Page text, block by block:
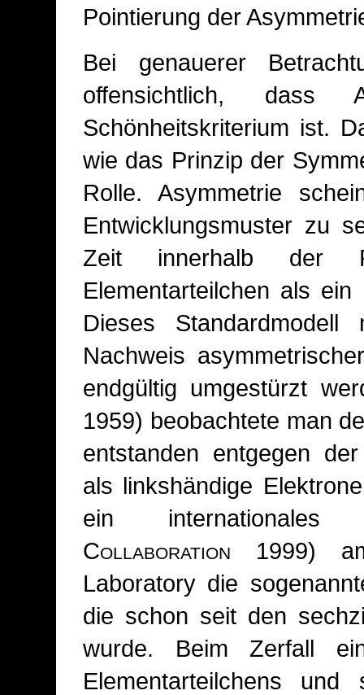
Pointierung der
Bei genauerer
offensichtlich,
Schönheitskriterium ist.
wie das Prinzip der
Rolle. Asymmetrie
Entwicklungsmuster zu
Zeit innerhalb der
Elementarteilchen als
Dieses
Nachweis
endgültig umgestürzt
1959) beobachtete man
entstanden entgegen
als linkshändige
ein internationales
Collaboration 1999)
Laboratory die
die schon seit den
wurde. Beim Zerfall
Elementarteilchens und